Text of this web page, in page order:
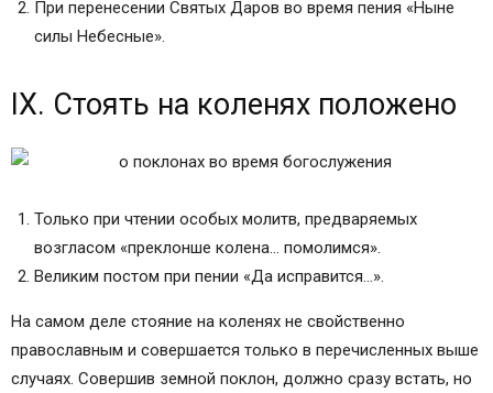
При перенесении Святых Даров во время пения «Ныне
силы Небесные».
IX. Стоять на коленях положено
Только при чтении особых молитв, предваряемых
возгласом «преклонше колена… помолимся».
Великим постом при пении «Да исправится…».
На самом деле стояние на коленях не свойственно
православным и совершается только в перечисленных выше
случаях. Совершив земной поклон, должно сразу встать, но